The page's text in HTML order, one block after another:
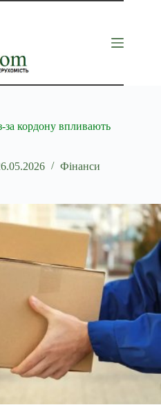
за кордону впливають
Фінанси